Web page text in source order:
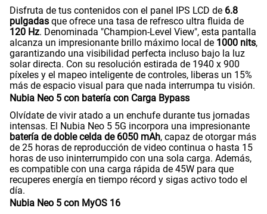
Disfruta de tus contenidos con el panel IPS LCD de 6.8
pulgadas que ofrece una tasa de refresco ultra fluida de
120 Hz. Denominada "Champion-Level View", esta pantalla
alcanza un impresionante brillo máximo local de 1000 nits,
garantizando una visibilidad perfecta incluso bajo la luz
solar directa. Con su resolución estirada de 1940 x 900
píxeles y el mapeo inteligente de controles, liberas un 15%
más de espacio visual para que nada interrumpa tu visión.
Nubia Neo 5 con batería con Carga Bypass
Olvídate de vivir atado a un enchufe durante tus jornadas
intensas. El Nubia Neo 5 5G incorpora una impresionante
batería de doble celda de 6050 mAh, capaz de otorgar más
de 25 horas de reproducción de video continua o hasta 15
horas de uso ininterrumpido con una sola carga. Además,
es compatible con una carga rápida de 45W para que
recuperes energía en tiempo récord y sigas activo todo el
día.
Nubia Neo 5 con MyOS 16